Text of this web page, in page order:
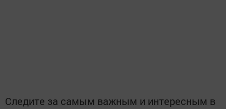
Следите за самым важным и интересным в